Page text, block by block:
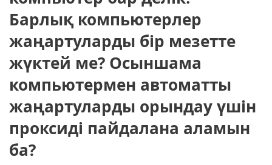
Барлық компьютерлер
жаңартуларды бір мезетте
жүктей ме? Осыншама
компьютермен автоматты
жаңартуларды орындау үшін
проксиді пайдалана аламын
ба?